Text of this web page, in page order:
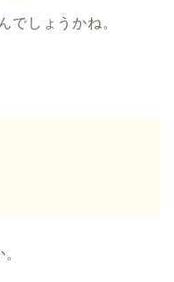
でしょうかね。